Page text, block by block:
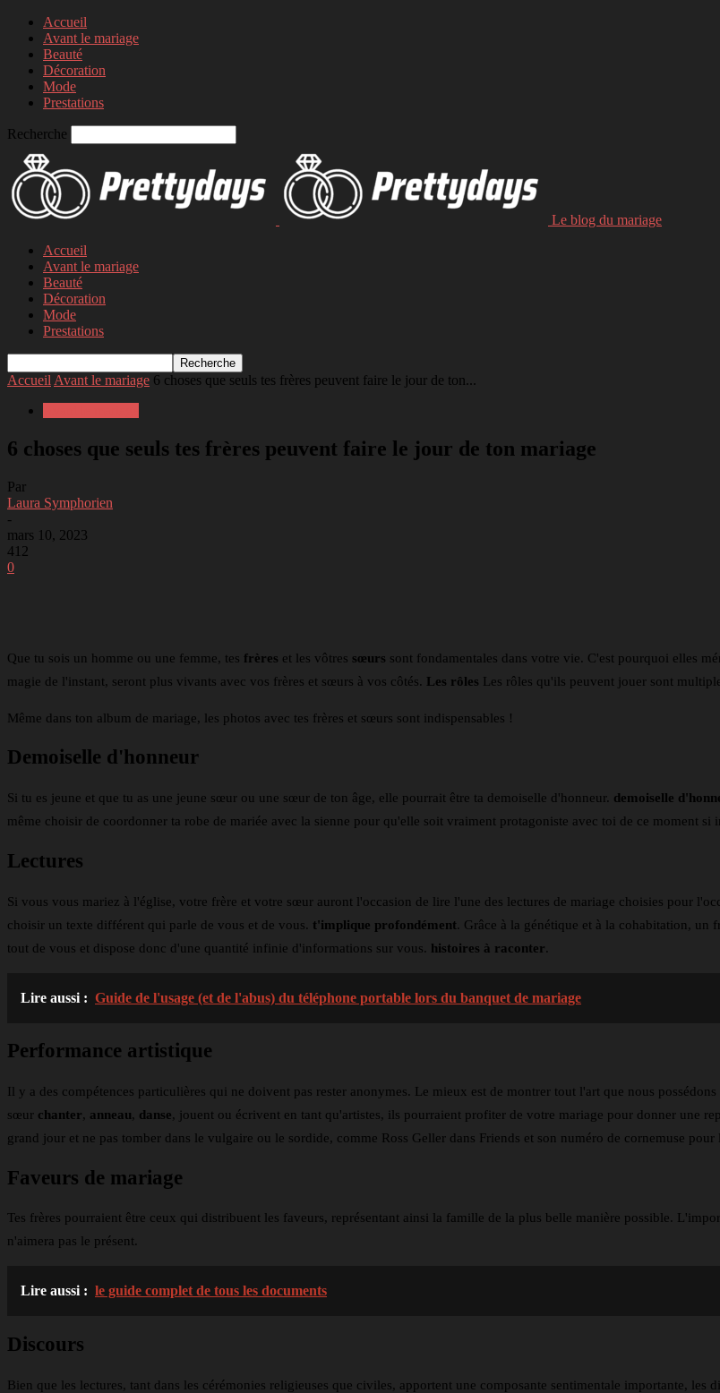
Accueil
Avant le mariage
Beauté
Décoration
Mode
Prestations
Recherche
Le blog du mariage
Accueil
Avant le mariage
Beauté
Décoration
Mode
Prestations
Accueil Avant le mariage 6 choses que seuls tes frères peuvent faire le jour de ton...
6 choses que seuls tes frères peuvent faire le jour de ton mariage
Par
Laura Symphorien
-
mars 10, 2023
412
0
Que tu sois un homme ou une femme, tes frères et les vôtres sœurs sont fondamentales dans votre vie. C'est pourquoi elles
magie de l'instant, seront plus vivants avec vos frères et sœurs à vos côtés. Les rôles Les rôles qu'ils peuvent jouer sont
Même dans ton album de mariage, les photos avec tes frères et sœurs sont indispensables !
Demoiselle d'honneur
Si tu es jeune et que tu as une jeune sœur ou une sœur de ton âge, elle pourrait être ta demoiselle d'honneur. demoiselle
même choisir de coordonner ta robe de mariée avec la sienne pour qu'elle soit vraiment protagoniste avec toi de ce moment si
Lectures
Si vous vous mariez à l'église, votre frère et votre sœur auront l'occasion de lire l'une des lectures de mariage choisies pour
choisir un texte différent qui parle de vous et de vous. t'implique profondément. Grâce à la génétique et à la cohabitation, un
tout de vous et dispose donc d'une quantité infinie d'informations sur vous. histoires à raconter.
Lire aussi : Guide de l'usage (et de l'abus) du téléphone portable lors du banquet de mariage
Performance artistique
Il y a des compétences particulières qui ne doivent pas rester anonymes. Le mieux est de montrer tout l'art que nous
sœur chanter, anneau, danse, jouent ou écrivent en tant qu'artistes, ils pourraient profiter de votre mariage pour donner une
grand jour et ne pas tomber dans le vulgaire ou le sordide, comme Ross Geller dans Friends et son numéro de cornemuse
Faveurs de mariage
Tes frères pourraient être ceux qui distribuent les faveurs, représentant ainsi la famille de la plus belle manière possible.
n'aimera pas le présent.
Lire aussi : le guide complet de tous les documents
Discours
Bien que les lectures, tant dans les cérémonies religieuses que civiles, apportent une composante sentimentale importante,